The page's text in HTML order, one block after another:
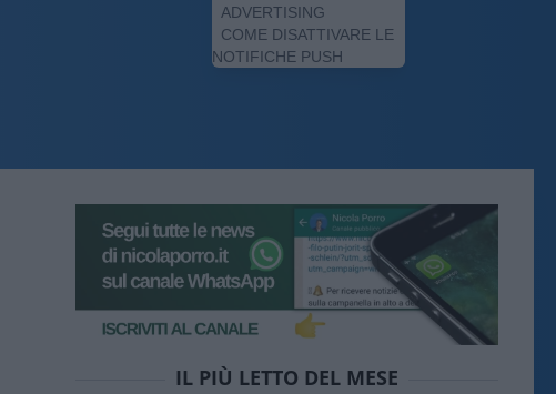
ADVERTISING
COME DISATTIVARE LE
NOTIFICHE PUSH
IL PIÙ LETTO DEL MESE